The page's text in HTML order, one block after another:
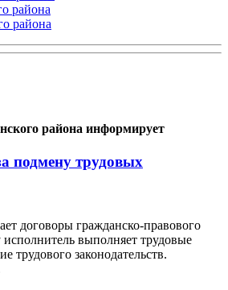
района информирует
подмену трудовых
договоры гражданско-правового
исполнитель выполняет трудовые
трудового законодательств.